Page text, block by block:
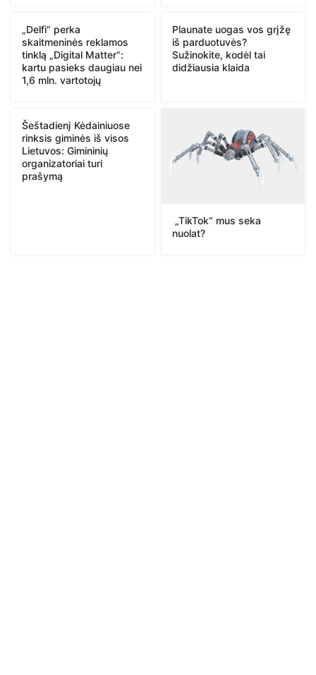
„Delfi“ perka
skaitmeninės reklamos
tinklą „Digital Matter“:
kartu pasieks daugiau nei
1,6 mln. vartotojų
Plaunate uogas vos grįžę
iš parduotuvės?
Sužinokite, kodėl tai
didžiausia klaida
Šeštadienį Kėdainiuose
rinksis giminės iš visos
Lietuvos: Gimininių
organizatoriai turi
prašymą
„TikTok“ mus seka
nuolat?